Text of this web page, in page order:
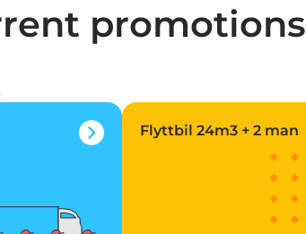
promotions
Flyttbil 24m3 + 2 man